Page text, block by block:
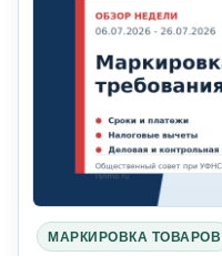
МАРКИРОВКА ТОВАРОВ